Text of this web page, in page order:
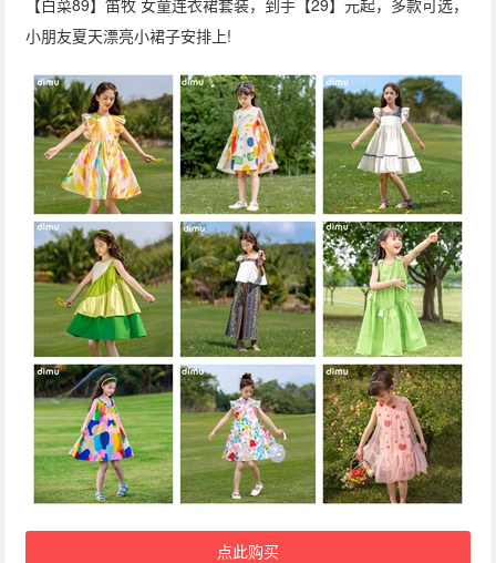
【白菜89】笛牧 女童连衣裙套装，到手【29】元起，多款可选，
小朋友夏天漂亮小裙子安排上!
点此购买